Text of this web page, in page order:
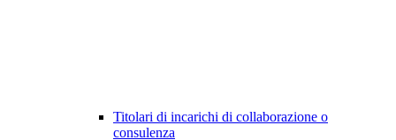
Titolari di incarichi di collaborazione o
consulenza